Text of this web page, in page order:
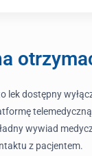
lek dostępny
wywiad
z pacjentem.